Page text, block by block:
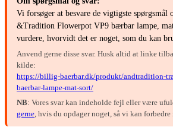
Vi forsøger at besvare de vigtigste
&Tradition Flowerpot VP9 bærbar lampe,
vurdere, hvorvidt det er noget, som du kan
Anvend gerne disse svar. Husk altid at linke
kilde:
https://billig-baerbar.dk/produkt/andtradition-
baerbar-lampe-mat-sort/
NB: Vores svar kan indeholde fejl eller være
gerne, hvis du opdager noget, så vi kan